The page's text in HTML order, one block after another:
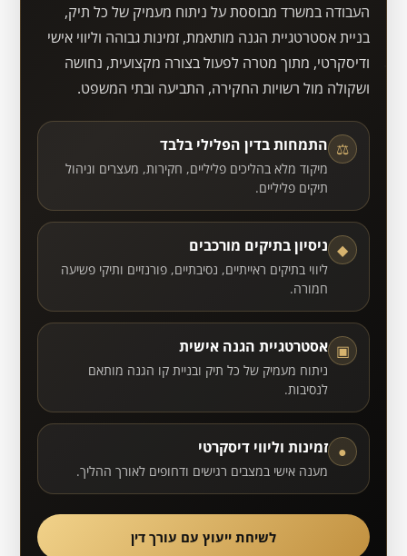
העבודה במשרד מבוססת על ניתוח מעמיק של כל תיק,
בניית אסטרטגיית הגנה מותאמת, זמינות גבוהה וליווי אישי
ודיסקרטי, מתוך מטרה לפעול בצורה מקצועית, נחושה
ושקולה מול רשויות החקירה, התביעה ובתי המשפט.
⚖ התמחות בדין הפלילי בלבד
מיקוד מלא בהליכים פליליים, חקירות, מעצרים וניהול
תיקים פליליים.
◆ ניסיון בתיקים מורכבים
ליווי בתיקים ראייתיים, נסיבתיים, פורנזיים ותיקי פשיעה
חמורה.
▣ אסטרטגיית הגנה אישית
ניתוח מעמיק של כל תיק ובניית קו הגנה מותאם
לנסיבות.
● זמינות וליווי דיסקרטי
מענה אישי במצבים רגישים ודחופים לאורך ההליך.
לשיחת ייעוץ עם עורך דין